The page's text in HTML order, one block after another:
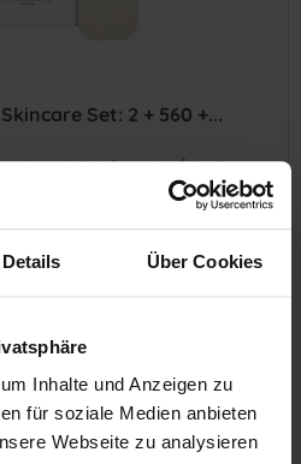
Details Über Cookies
Inhalte und Anzeigen zu
für soziale Medien anbieten
Webseite zu analysieren
Set: 2 + 560 +...
und 560 | LUMIN'ÉCLAT
Haut morgens zum
Look im Badezimmer.